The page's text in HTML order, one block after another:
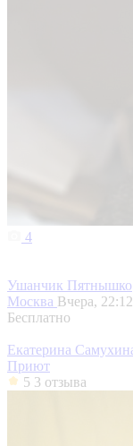
4
Ушанчик Пятнышко
Москва Вчера, 22:12
Бесплатно
Екатерина
Приют
5 3 отзыва